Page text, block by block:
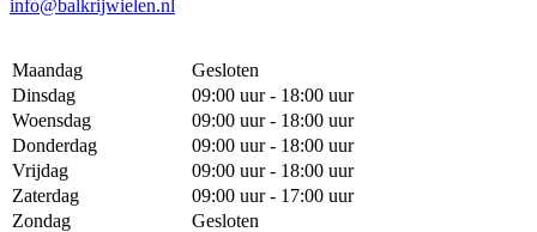
info@balkrijwielen.nl
Maandag
Gesloten
Dinsdag
09:00 uur - 18:00 uur
Woensdag
09:00 uur - 18:00 uur
Donderdag
09:00 uur - 18:00 uur
Vrijdag
09:00 uur - 18:00 uur
Zaterdag
09:00 uur - 17:00 uur
Zondag
Gesloten